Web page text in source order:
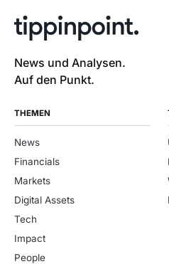
News und Analysen.
Auf den Punkt.
THEMEN
News
Financials
Markets
Digital Assets
Tech
Impact
People